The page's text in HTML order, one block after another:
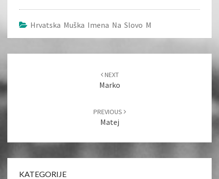
Hrvatska Muška Imena Na Slovo M
NEXT
Marko
PREVIOUS
Matej
KATEGORIJE